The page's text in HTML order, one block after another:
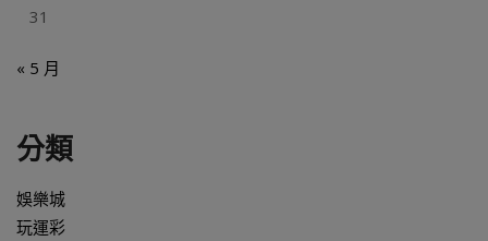
31
« 5 月
分類
娛樂城
玩運彩